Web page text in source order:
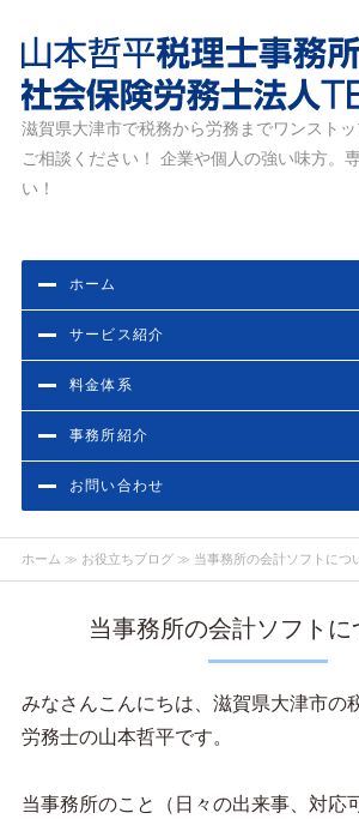
滋賀県大津市の税務・労務相談なら山本哲
所・社会保険労務士法人TEPPEI
滋賀県大津市で税務から労務までワンスト
ご相談ください！ 企業や個人の強い味方。
い！
ホーム
サービス紹介
料金体系
事務所紹介
お問い合わせ
ホーム ≫ お役立ちブログ≫ 当事務所の会計ソフトにつ
当事務所の会計ソフトに
みなさんこんにちは、滋賀県大津市の
労務士の山本哲平です。
当事務所のこと（日々の出来事、対応